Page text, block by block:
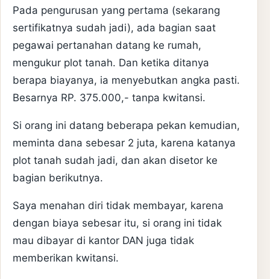
Pada pengurusan yang pertama (sekarang
sertifikatnya sudah jadi), ada bagian saat
pegawai pertanahan datang ke rumah,
mengukur plot tanah. Dan ketika ditanya
berapa biayanya, ia menyebutkan angka pasti.
Besarnya RP. 375.000,- tanpa kwitansi.
Si orang ini datang beberapa pekan kemudian,
meminta dana sebesar 2 juta, karena katanya
plot tanah sudah jadi, dan akan disetor ke
bagian berikutnya.
Saya menahan diri tidak membayar, karena
dengan biaya sebesar itu, si orang ini tidak
mau dibayar di kantor DAN juga tidak
memberikan kwitansi.